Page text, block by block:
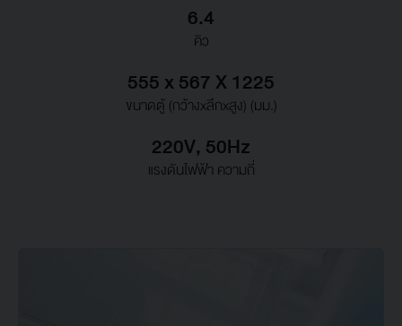
6.4
คิว
555 x 567 X 1225
ขนาดตู้ (กว้างxลึกxสูง) (มม.)
220V, 50Hz
แรงดันไฟฟ้า ความถี่